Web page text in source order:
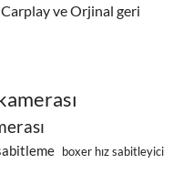
ve Orjinal geri
boxer hız sabitleyici